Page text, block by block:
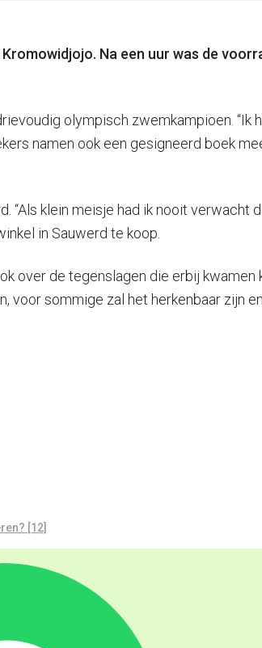
Na een uur was de
olympisch zwemkampioen. “Ik
namen ook een gesigneerd boek
klein meisje had ik nooit verwacht
in Sauwerd te koop.
de tegenslagen die erbij kwamen
voor sommige zal het herkenbaar zijn
[12]